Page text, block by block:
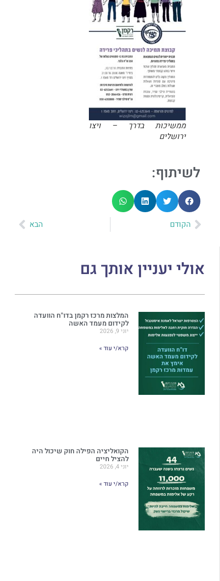
ממשיכות בדרך – ויצו
ירושלים
לשיתוף:
הקודם הבא
אולי יעניין אותך גם
המלצות מרכז רקמן בדו"ח הוועדה
לקידום מעמד האשה
יוני 9, 2026
קרא/י עוד »
הקואליציה הפילה חוק שיכול היה
להציל חיים
יוני 4, 2026
קרא/י עוד »